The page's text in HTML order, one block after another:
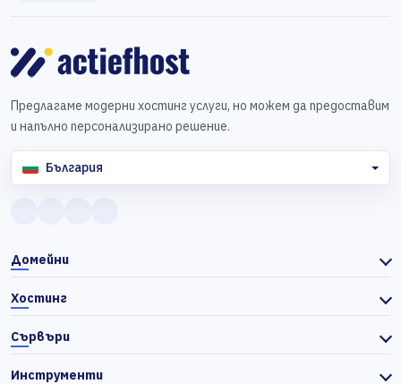
Предлагаме модерни хостинг услуги, но можем да предоставим
и напълно персонализирано решение.
България
Домейни
Хостинг
Сървъри
Инструменти